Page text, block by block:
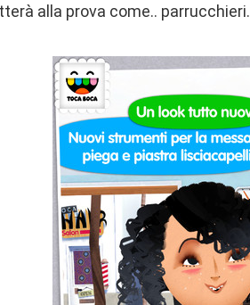
alla prova come.. parrucchieri.